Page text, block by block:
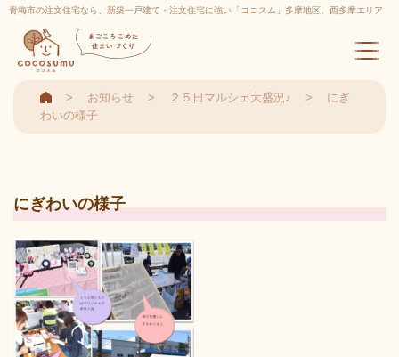
青梅市の注文住宅なら、新築一戸建て・注文住宅に強い「ココスム」多摩地区、西多摩エリア
実績多数
まごころこめた
住まいづくり
お知らせ ２５日マルシェ大盛況♪
にぎ
わいの様子
にぎわいの様子